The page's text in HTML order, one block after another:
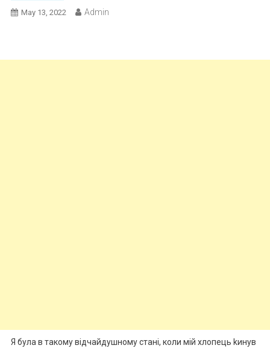
May 13, 2022 Admin
Я була в такому відчайдушному стані, коли мій хлопець kинув